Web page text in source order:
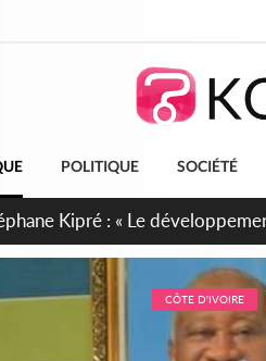
POLITIQUE SOCIÉTÉ
254 anciens
CÔTE D'IVOIRE